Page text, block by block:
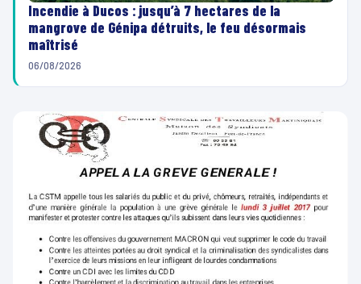
Incendie à Ducos : jusqu’à 7 hectares de la
mangrove de Génipa détruits, le feu désormais
maîtrisé
06/08/2026